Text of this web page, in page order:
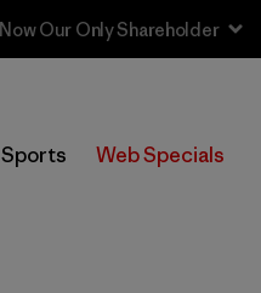
Sports Web Specials